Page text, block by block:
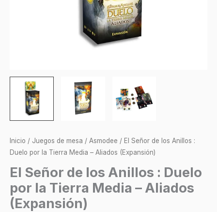
Inicio / Juegos de mesa / Asmodee / El Señor de los Anillos :
Duelo por la Tierra Media – Aliados (Expansión)
El Señor de los Anillos : Duelo
por la Tierra Media – Aliados
(Expansión)